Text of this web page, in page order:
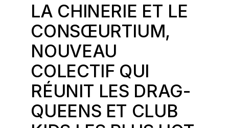
LA CHINERIE ET LE
CONSŒURTIUM,
NOUVEAU
COLECTIF QUI
RÉUNIT LES DRAG-
QUEENS ET CLUB